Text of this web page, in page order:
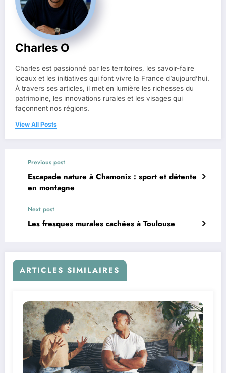
Charles O
Charles est passionné par les territoires, les savoir-faire
locaux et les initiatives qui font vivre la France d’aujourd’hui.
À travers ses articles, il met en lumière les richesses du
patrimoine, les innovations rurales et les visages qui
façonnent nos régions.
View All Posts
Previous post
Escapade nature à Chamonix : sport et détente
en montagne
Next post
Les fresques murales cachées à Toulouse
ARTICLES SIMILAIRES